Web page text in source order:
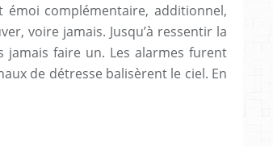
complémentaire, additionnel,
voire jamais. Jusqu’à ressentir la
jamais faire un. Les alarmes furent
de détresse balisèrent le ciel. En